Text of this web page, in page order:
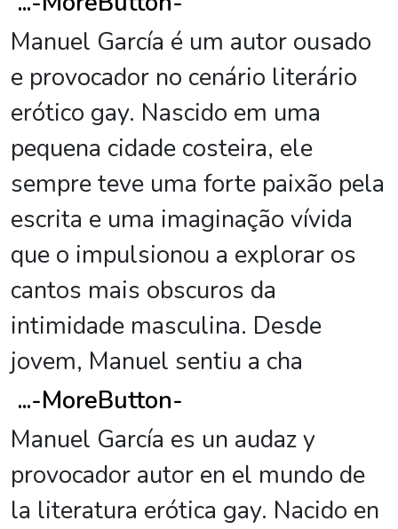
Manuel García é um autor ousado
e provocador no cenário literário
erótico gay. Nascido em uma
pequena cidade costeira, ele
sempre teve uma forte paixão pela
escrita e uma imaginação vívida
que o impulsionou a explorar os
cantos mais obscuros da
intimidade masculina. Desde
jovem, Manuel sentiu a cha
...-MoreButton-
Manuel García es un audaz y
provocador autor en el mundo de
la literatura erótica gay. Nacido en